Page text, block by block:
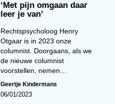
‘Met pijn omgaan daar
leer je van’
Rechtspsycholoog Henry
Otgaar is in 2023 onze
columnist. Doorgaans, als we
de nieuwe columnist
voorstellen, nemen…
Geertje Kindermans
06/01/2023